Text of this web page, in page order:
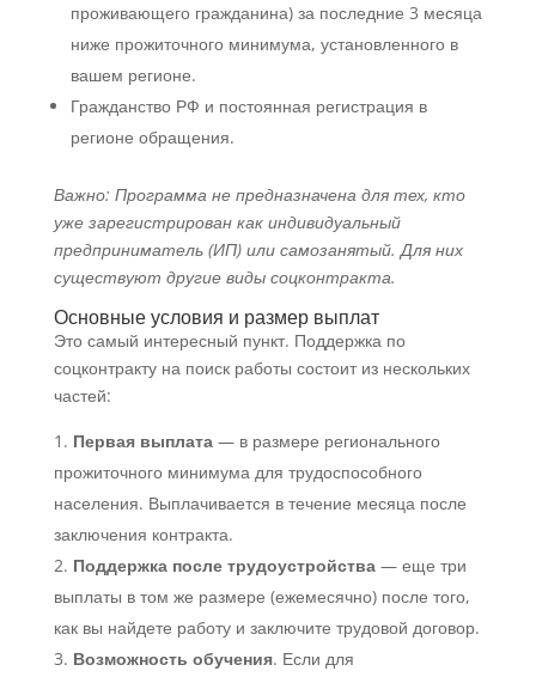
проживающего гражданина) за последние 3 месяца
ниже прожиточного минимума, установленного в
вашем регионе.
Гражданство РФ и постоянная регистрация в
регионе обращения.
Важно: Программа не предназначена для тех, кто
уже зарегистрирован как индивидуальный
предприниматель (ИП) или самозанятый. Для них
существуют другие виды соцконтракта.
Основные условия и размер выплат
Это самый интересный пункт. Поддержка по
соцконтракту на поиск работы состоит из нескольких
частей:
Первая выплата— в размере регионального
прожиточного минимума для трудоспособного
населения. Выплачивается в течение месяца после
заключения контракта.
Поддержка после трудоустройства— еще три
выплаты в том же размере (ежемесячно) после того,
как вы найдете работу и заключите трудовой договор.
Возможность обучения. Если для